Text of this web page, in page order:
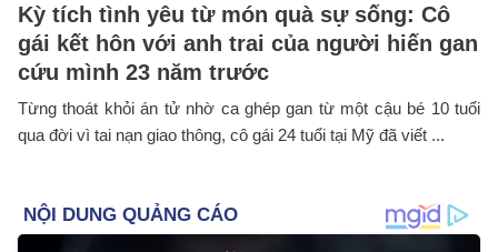
Kỳ tích tình yêu từ món quà sự sống: Cô
gái kết hôn với anh trai của người hiến gan
cứu mình 23 năm trước
Từng thoát khỏi án tử nhờ ca ghép gan từ một cậu bé 10 tuổi
qua đời vì tai nạn giao thông, cô gái 24 tuổi tại Mỹ đã viết ...